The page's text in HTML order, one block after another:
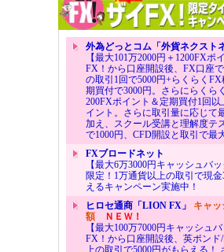
外為どっとコム「外貨ネクスト
【最大101万2000円＋1200FXポ
FX！から口座開設後、FX口座
の取引1回で5000円+らくらく
期買付で3000円。さらにらくら
200FXポイント＆定期買付1回以
イント。さらに取引量に応じて
加え、スクール受講と理解度テ
で1000円、CFD開設と取引で最
FXブロードネット
【最大6万3000円キャッシュバ
限定！1万通貨以上の取引で現金
えるキャンペーン実施中！
ヒロセ通商「LION FX」 キャ
額ＮＥＷ！
【最大100万7000円キャッシュ
FX！から口座開設後、英ポンド
上の取引で5000円がもらえる！